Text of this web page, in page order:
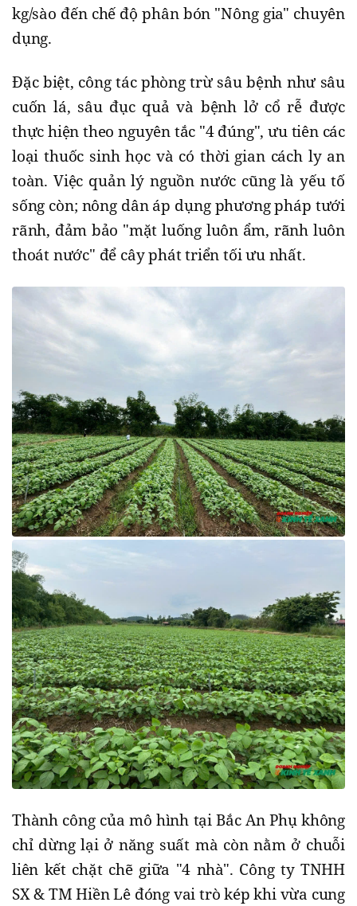
kg/sào đến chế độ phân bón "Nông gia" chuyên
dụng.
Đặc biệt, công tác phòng trừ sâu bệnh như sâu
cuốn lá, sâu đục quả và bệnh lở cổ rễ được
thực hiện theo nguyên tắc "4 đúng", ưu tiên các
loại thuốc sinh học và có thời gian cách ly an
toàn. Việc quản lý nguồn nước cũng là yếu tố
sống còn; nông dân áp dụng phương pháp tưới
rãnh, đảm bảo "mặt luống luôn ẩm, rãnh luôn
thoát nước" để cây phát triển tối ưu nhất.
​Thành công của mô hình tại Bắc An Phụ không
chỉ dừng lại ở năng suất mà còn nằm ở chuỗi
liên kết chặt chẽ giữa "4 nhà". Công ty TNHH
SX & TM Hiền Lê đóng vai trò kép khi vừa cung